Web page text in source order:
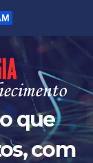
que
com